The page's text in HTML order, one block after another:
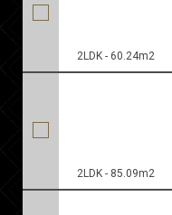
2LDK - 60.24m2
2LDK - 85.09m2